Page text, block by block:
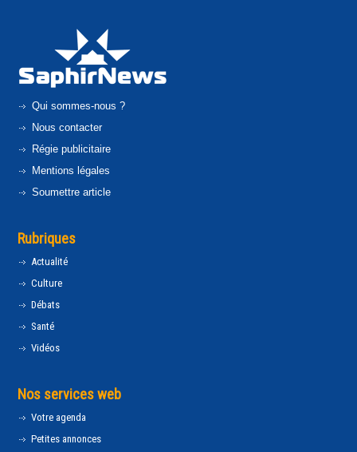
Qui sommes-nous ?
Nous contacter
Régie publicitaire
Mentions légales
Soumettre article
Rubriques
Actualité
Culture
Débats
Santé
Vidéos
Nos services web
Votre agenda
Petites annonces